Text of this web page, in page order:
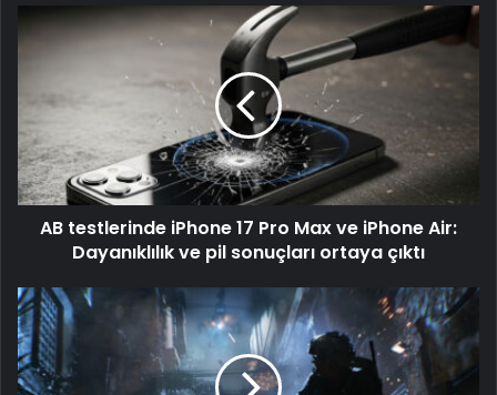
AB testlerinde iPhone 17 Pro Max ve iPhone Air:
Dayanıklılık ve pil sonuçları ortaya çıktı